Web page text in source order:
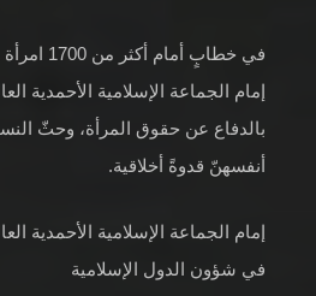
في خطابٍ
إمام الجماعة الإسلامية الأحمدية
بالدفاع عن حقوق المرأة، وحثّ
أنفسهنّ قدوةً أخلاقية.
إمام الجماعة الإسلامية الأحمدية
في شؤون الدول الإسلامية